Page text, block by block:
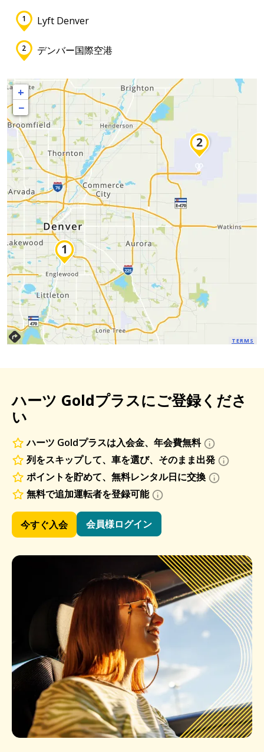
Lyft Denver
デンバー国際空港
+
−
TERMS
ハーツ Goldプラスにご登録くださ
い
ハーツ Goldプラスは入会金、年会費無料
列をスキップして、車を選び、そのまま出発
ポイントを貯めて、無料レンタル日に交換
無料で追加運転者を登録可能
今すぐ入会 会員様ログイン